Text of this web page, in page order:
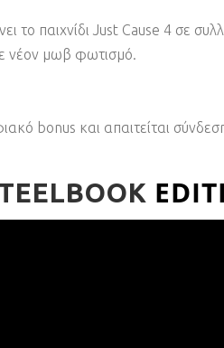
το παιχνίδι Just Cause 4 σε
νέον μωβ φωτισμό.
bonus και απαιτείται